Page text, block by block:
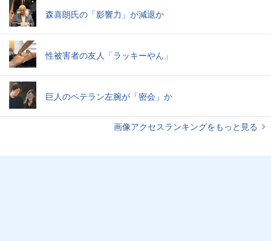
森喜朗氏の「影響力」が減退か
性被害者の友人「ラッキーやん」
巨人のベテラン左腕が「密会」か
画像アクセスランキングをもっと見る